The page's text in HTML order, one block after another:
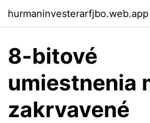
hurmaninvesterarfjbo.web.app
8-bitové
umiestnenia
zakrvavené